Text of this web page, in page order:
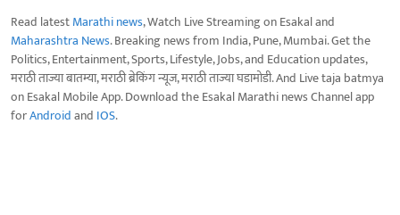
Read latestMarathi news, Watch Live Streaming on Esakal and
Maharashtra News. Breaking news from India, Pune, Mumbai. Get the
Politics, Entertainment, Sports, Lifestyle, Jobs, and Education updates,
मराठी ताज्या बातम्या, मराठी ब्रेकिंग न्यूज, मराठी ताज्या घडामोडी. And Live taja batmya
on Esakal Mobile App. Download the Esakal Marathi news Channel app
forAndroidand IOS.